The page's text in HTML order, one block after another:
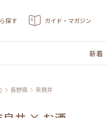
探す ガイド・マガジン
新着
長野県 奈良井